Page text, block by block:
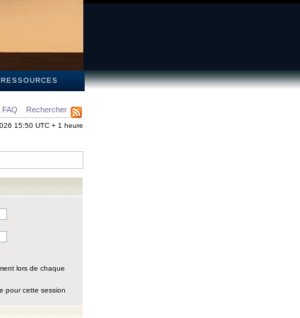
RESSOURCES
FAQ Rechercher
15:50 UTC + 1 heure
lors de chaque
pour cette session